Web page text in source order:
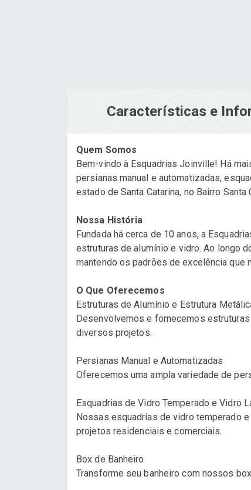
Características e
Quem Somos
Bem-vindo à Esquadrias Joinville! Há
persianas manual e automatizadas,
estado de Santa Catarina, no Bairro
Nossa História
Fundada há cerca de 10 anos, a
estruturas de alumínio e vidro. Ao longo
mantendo os padrões de excelência que
O Que Oferecemos
Estruturas de Alumínio e Estrutura
Desenvolvemos e fornecemos
diversos projetos.
Persianas Manual e Automatizadas
Oferecemos uma ampla variedade de
Esquadrias de Vidro Temperado e Vidro
Nossas esquadrias de vidro temperado
projetos residenciais e comerciais.
Box de Banheiro
Transforme seu banheiro com nossos